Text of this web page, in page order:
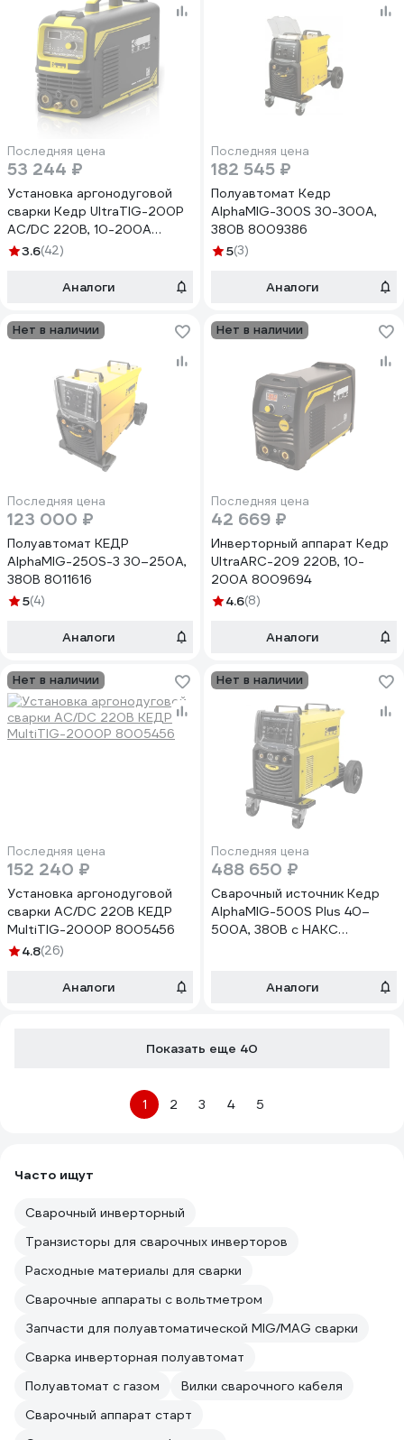
Последняя цена
53 244 ₽
Установка аргонодуговой
сварки Кедр UltraTIG-200P
AC/DC 220В, 10-200А
8009774
3.6(42)
Аналоги
Последняя цена
182 545 ₽
Полуавтомат Кедр
AlphaMIG-300S 30-300А,
380В 8009386
5(3)
Аналоги
Нет в наличии
Последняя цена
123 000 ₽
Полуавтомат КЕДР
AlphaMIG-250S-3 30–250А,
380В 8011616
5(4)
Аналоги
Нет в наличии
Последняя цена
42 669 ₽
Инверторный аппарат Кедр
UltraARC-209 220В, 10-
200А 8009694
4.6(8)
Аналоги
Нет в наличии
Последняя цена
152 240 ₽
Установка аргонодуговой
сварки AC/DC 220В КЕДР
MultiTIG-2000P 8005456
4.8(26)
Аналоги
Нет в наличии
Последняя цена
488 650 ₽
Сварочный источник Кедр
AlphaMIG-500S Plus 40–
500А, 380В с НАКС
Аналоги
Показать еще 40
1 2 3 4 5
Часто ищут
Сварочный инверторный
Транзисторы для сварочных инверторов
Расходные материалы для сварки
Сварочные аппараты с вольтметром
Запчасти для полуавтоматической MIG/MAG сварки
Сварка инверторная полуавтомат
Полуавтомат с газом
Вилки сварочного кабеля
Сварочный аппарат старт